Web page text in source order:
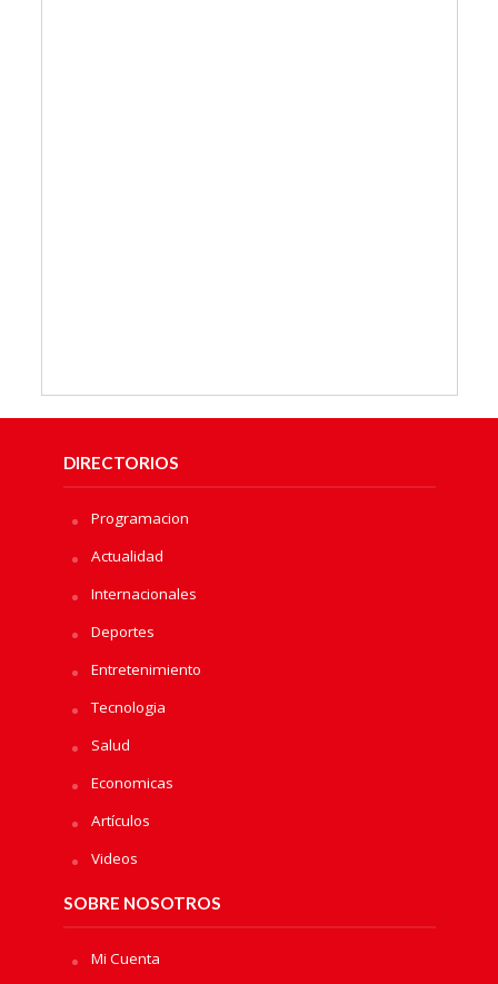
DIRECTORIOS
Programacion
Actualidad
Internacionales
Deportes
Entretenimiento
Tecnologia
Salud
Economicas
Artículos
Videos
SOBRE NOSOTROS
Mi Cuenta